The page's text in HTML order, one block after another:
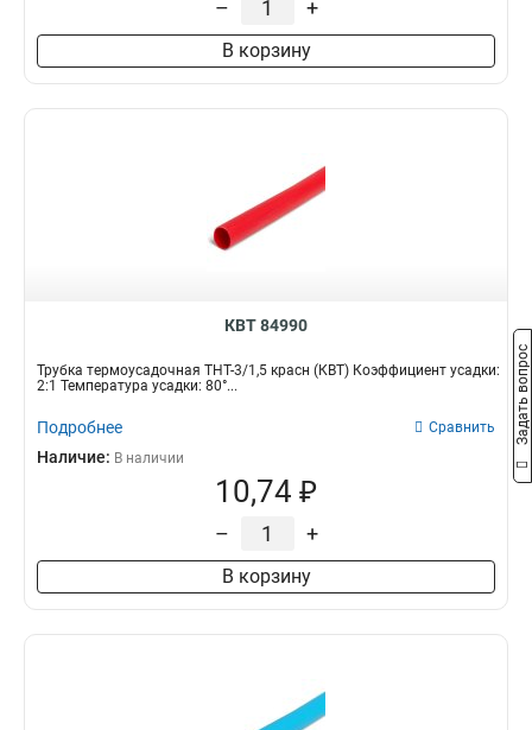
– +
В корзину
КВТ 84990
Трубка термоусадочная ТНТ-3/1,5 красн (КВТ) Коэффициент усадки:
2:1 Температура усадки: 80°...
Подробнее Сравнить
Наличие: В наличии
10,74 ₽
– +
В корзину
Задать вопрос